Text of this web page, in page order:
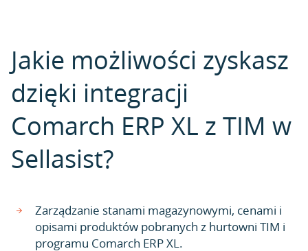
Jakie możliwości zyskasz
dzięki integracji
Comarch ERP XL z TIM w
Sellasist?
Zarządzanie stanami magazynowymi, cenami i
opisami produktów pobranych z hurtowni TIM i
programu Comarch ERP XL.